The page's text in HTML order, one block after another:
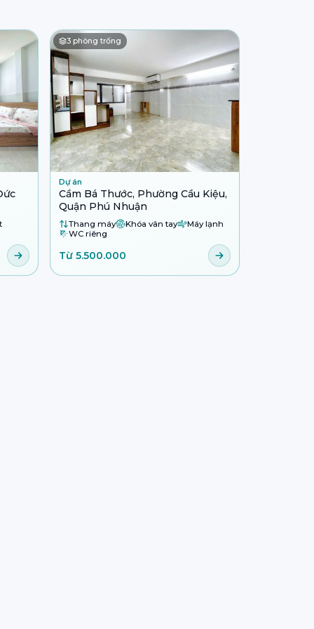
3 phòng trống
Dự án
Cầm Bá Thước, Phường Cầu Kiệu,
Quận Phú Nhuận
Thang máy Khóa vân tay
Máy lạnh
WC riêng
Từ 5.500.000